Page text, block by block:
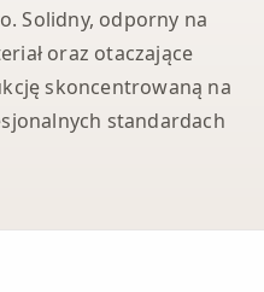
Solidny, odporny na
oraz otaczające
skoncentrowaną na
standardach